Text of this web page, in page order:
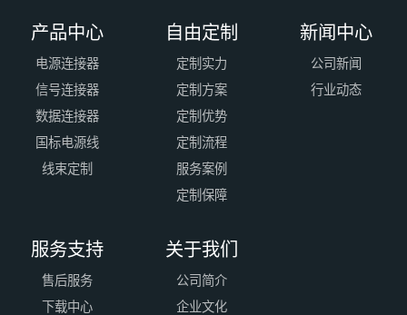
产品中心
电源连接器
信号连接器
数据连接器
国标电源线
线束定制
自由定制
定制实力
定制方案
定制优势
定制流程
服务案例
定制保障
新闻中心
公司新闻
行业动态
服务支持
售后服务
下载中心
关于我们
公司简介
企业文化